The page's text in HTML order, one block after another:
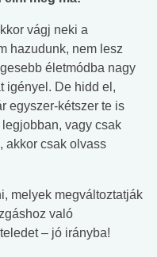
vágj neki a
hazudunk, nem lesz
életmódba nagy
igényel. De hidd el,
egyszer-kétszer te is
vagy csak
akkor csak olvass
melyek megváltoztatják
való
– jó irányba!